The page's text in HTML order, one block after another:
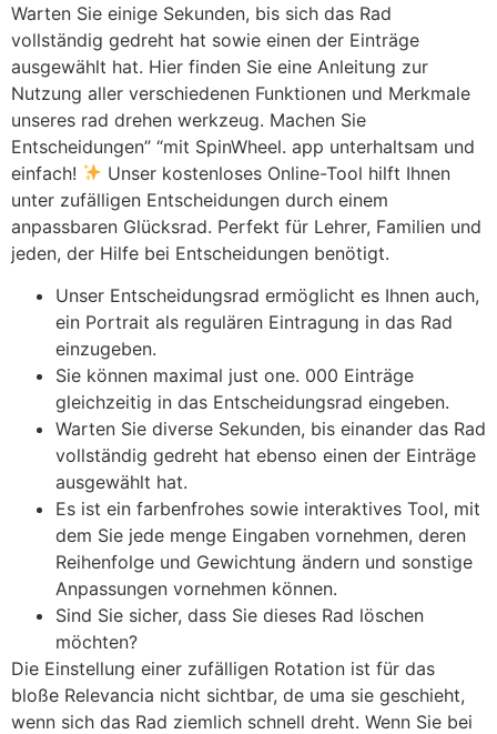
Warten Sie einige Sekunden, bis sich das Rad
vollständig gedreht hat sowie einen der Einträge
ausgewählt hat. Hier finden Sie eine Anleitung zur
Nutzung aller verschiedenen Funktionen und Merkmale
unseres rad drehen werkzeug. Machen Sie
Entscheidungen” “mit SpinWheel. app unterhaltsam und
einfach!
Unser kostenloses Online-Tool hilft Ihnen
unter zufälligen Entscheidungen durch einem
anpassbaren Glücksrad. Perfekt für Lehrer, Familien und
jeden, der Hilfe bei Entscheidungen benötigt.
Unser Entscheidungsrad ermöglicht es Ihnen auch,
ein Portrait als regulären Eintragung in das Rad
einzugeben.
Sie können maximal just one. 000 Einträge
gleichzeitig in das Entscheidungsrad eingeben.
Warten Sie diverse Sekunden, bis einander das Rad
vollständig gedreht hat ebenso einen der Einträge
ausgewählt hat.
Es ist ein farbenfrohes sowie interaktives Tool, mit
dem Sie jede menge Eingaben vornehmen, deren
Reihenfolge und Gewichtung ändern und sonstige
Anpassungen vornehmen können.
Sind Sie sicher, dass Sie dieses Rad löschen
möchten?
Die Einstellung einer zufälligen Rotation ist für das
bloße Relevancia nicht sichtbar, de uma sie geschieht,
wenn sich das Rad ziemlich schnell dreht. Wenn Sie bei